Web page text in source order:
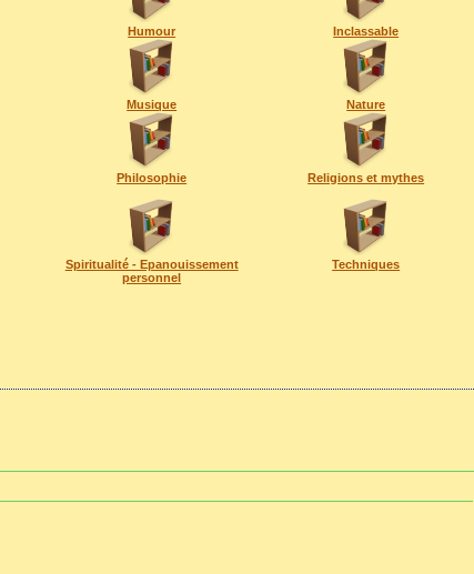
Humour Inclassable
Musique Nature
Philosophie Religions et mythes
Spiritualité - Epanouissement
personnel
Techniques